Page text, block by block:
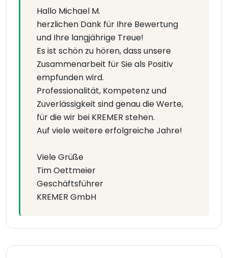
Hallo Michael M.
herzlichen Dank für Ihre Bewertung
und Ihre langjährige Treue!
Es ist schön zu hören, dass unsere
Zusammenarbeit für Sie als Positiv
empfunden wird.
Professionalität, Kompetenz und
Zuverlässigkeit sind genau die Werte,
für die wir bei KREMER stehen.
Auf viele weitere erfolgreiche Jahre!
Viele Grüße
Tim Oettmeier
Geschäftsführer
KREMER GmbH